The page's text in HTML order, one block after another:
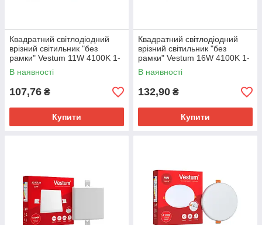
Квадратний світлодіодний
врізний світильник "без
рамки" Vestum 11W 4100K 1-
VS-5511
В наявності
107,76 ₴
Купити
Квадратний світлодіодний
врізний світильник "без
рамки" Vestum 16W 4100K 1-
VS-5513
В наявності
132,90 ₴
Купити